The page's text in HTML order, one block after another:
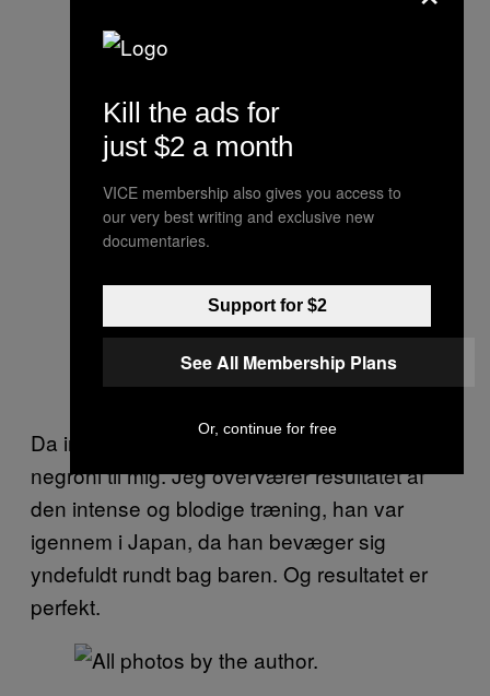
Da interviewet er overstået, laver Zhong en
negroni til mig. Jeg overværer resultatet af
den intense og blodige træning, han var
igennem i Japan, da han bevæger sig
yndefuldt rundt bag baren. Og resultatet er
perfekt.
Kill the ads for
just $2 a month
VICE membership also gives you access to
our very best writing and exclusive new
documentaries.
Support for $2
See All Membership Plans
Or, continue for free